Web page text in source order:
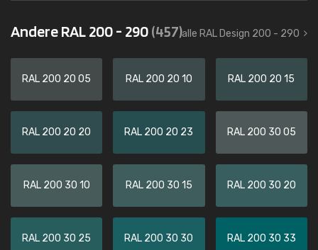
Andere RAL 200 - 290(457)alle RAL Design 200 - 290
RAL 200 20 05 RAL 200 20 10 RAL 200 20 15
RAL 200 20 20 RAL 200 20 23 RAL 200 30 05
RAL 200 30 10 RAL 200 30 15 RAL 200 30 20
RAL 200 30 25 RAL 200 30 30 RAL 200 30 33